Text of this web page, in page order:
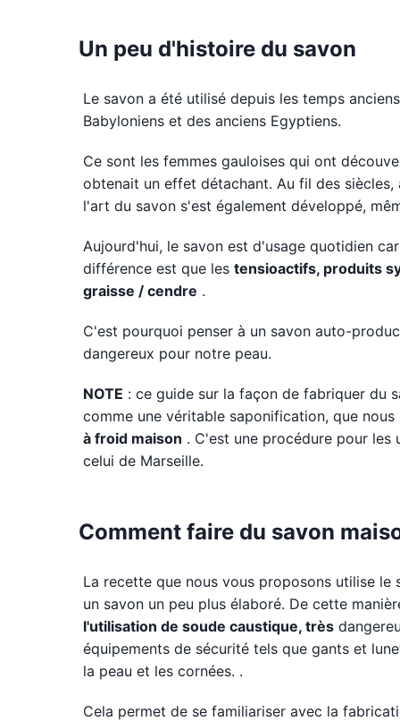
Un peu d'histoire du savon
Le savon a été utilisé depuis les temps
Babyloniens et des anciens Egyptiens.
Ce sont les femmes gauloises qui ont
obtenait un effet détachant. Au fil des
l'art du savon s'est également développé,
Aujourd'hui, le savon est d'usage quotidien
différence est que les tensioactifs, produits
graisse / cendre .
C'est pourquoi penser à un savon auto-
dangereux pour notre peau.
NOTE : ce guide sur la façon de fabriquer du
comme une véritable saponification, que
à froid maison . C'est une procédure pour
celui de Marseille.
Comment faire du savon
La recette que nous vous proposons utilise
un savon un peu plus élaboré. De cette
l'utilisation de soude caustique, très
équipements de sécurité tels que gants et
la peau et les cornées. .
Cela permet de se familiariser avec la